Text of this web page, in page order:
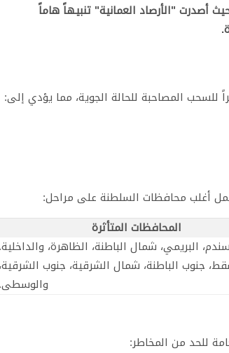
أصدرت "الأرصاد العمانية" تنبيهاً هاماً
للسحب المصاحبة للحالة الجوية، مما يؤدي إلى:
أغلب محافظات السلطنة على مراحل:
المحافظات المتأثرة
البريمي، شمال الباطنة، الظاهرة، والداخلية.
جنوب الباطنة، شمال الشرقية، جنوب الشرقية،
والوسطى.
للحد من المخاطر: